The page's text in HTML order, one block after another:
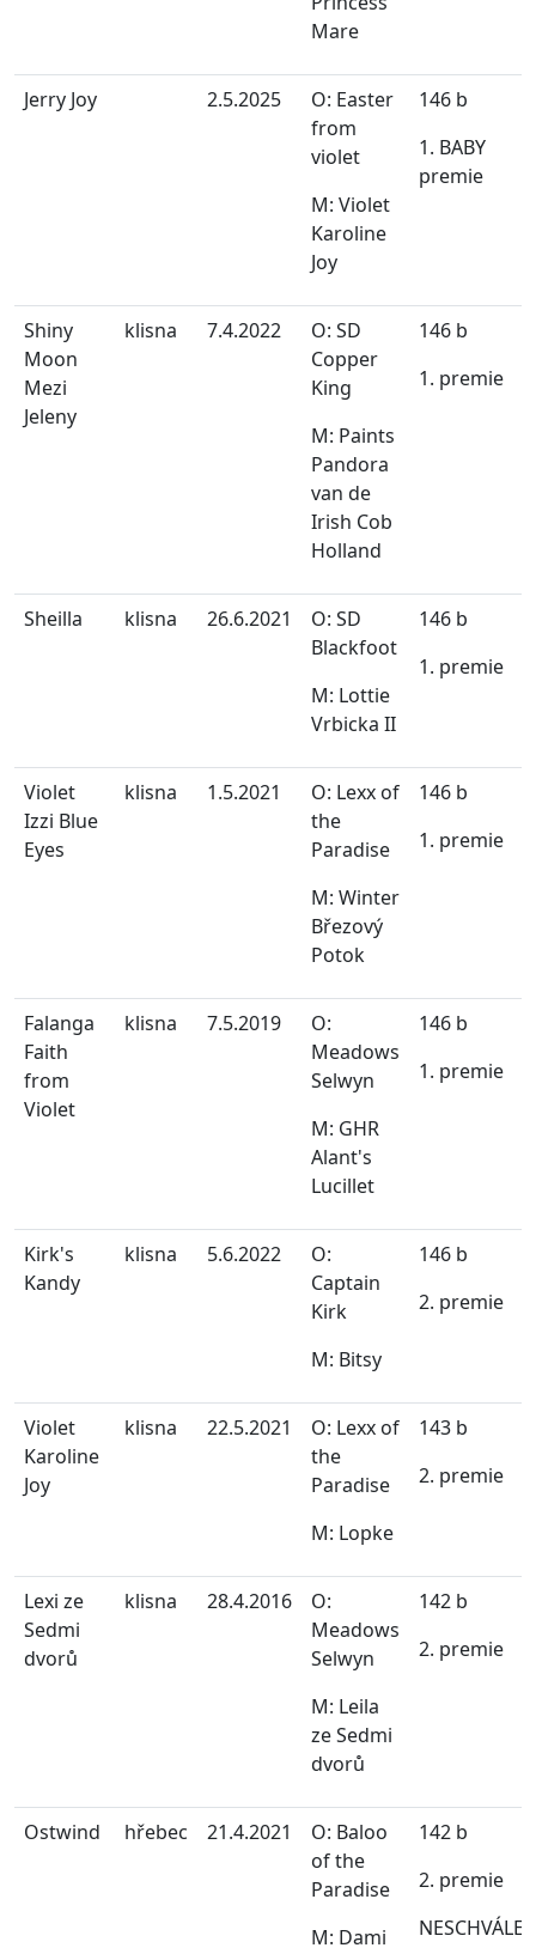
Mare
Jerry Joy 2.5.2025
O: Easter
from
violet
M: Violet
Karoline
Joy
146 b
1. BABY
premie
Shiny
Moon
Mezi
Jeleny
klisna 7.4.2022
O: SD
Copper
King
M: Paints
Pandora
van de
Irish Cob
Holland
146 b
1. premie
Sheilla klisna 26.6.2021
O: SD
Blackfoot
M: Lottie
Vrbicka II
146 b
1. premie
Violet
Izzi Blue
Eyes
klisna 1.5.2021
O: Lexx of
the
Paradise
M: Winter
Březový
Potok
146 b
1. premie
Falanga
Faith
from
Violet
klisna 7.5.2019
O:
Meadows
Selwyn
M: GHR
Alant's
Lucillet
146 b
1. premie
Kirk's
Kandy
klisna 5.6.2022
O:
Captain
Kirk
M: Bitsy
146 b
2. premie
Violet
Karoline
Joy
klisna 22.5.2021
O: Lexx of
the
Paradise
M: Lopke
143 b
2. premie
Lexi ze
Sedmi
dvorů
klisna 28.4.2016
O:
Meadows
Selwyn
M: Leila
ze Sedmi
dvorů
142 b
2. premie
Ostwind hřebec 21.4.2021
O: Baloo
of the
Paradise
M: Dami
142 b
2. premie